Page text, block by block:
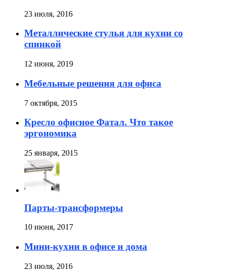
23 июля, 2016
Металлические стулья для кухни со
спинкой
12 июня, 2019
Мебельные решения для офиса
7 октября, 2015
Кресло офисное Фатал. Что такое
эргономика
25 января, 2015
Парты-трансформеры
10 июня, 2017
Мини-кухни в офисе и дома
23 июля, 2016